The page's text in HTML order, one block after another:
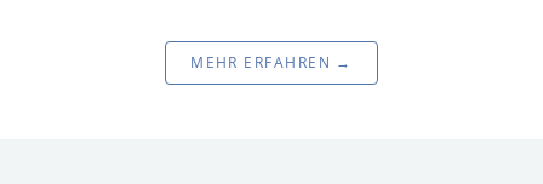
MEHR ERFAHREN →